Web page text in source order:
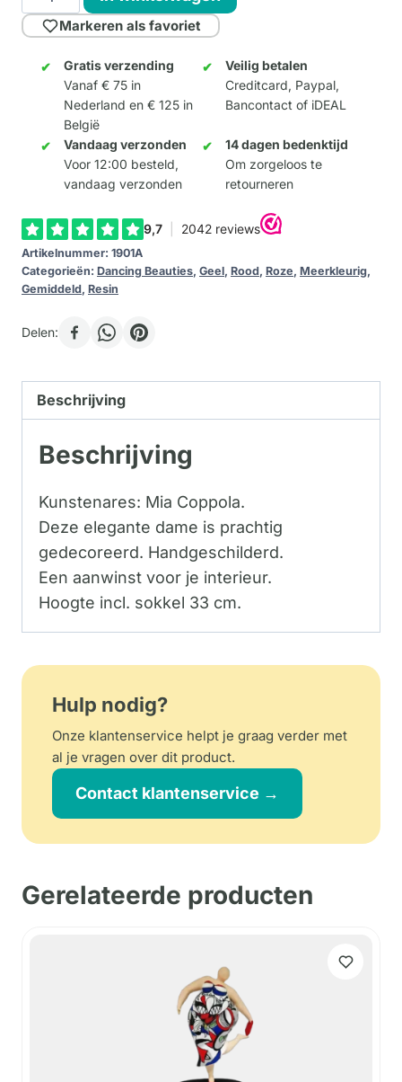
with
Shoe
aantal
Markeren als favoriet
Gratis verzending
Vanaf € 75 in
Nederland en € 125 in
België
Veilig betalen
Creditcard, Paypal,
Bancontact of iDEAL
Vandaag verzonden
Voor 12:00 besteld,
vandaag verzonden
14 dagen bedenktijd
Om zorgeloos te
retourneren
Artikelnummer: 1901A
Categorieën: Dancing Beauties, Geel, Rood, Roze, Meerkleurig,
Gemiddeld, Resin
Delen:
Beschrijving
Beschrijving
Kunstenares: Mia Coppola.
Deze elegante dame is prachtig
gedecoreerd. Handgeschilderd.
Een aanwinst voor je interieur.
Hoogte incl. sokkel 33 cm.
Hulp nodig?
Onze klantenservice helpt je graag verder met
al je vragen over dit product.
Contact klantenservice →
Gerelateerde producten